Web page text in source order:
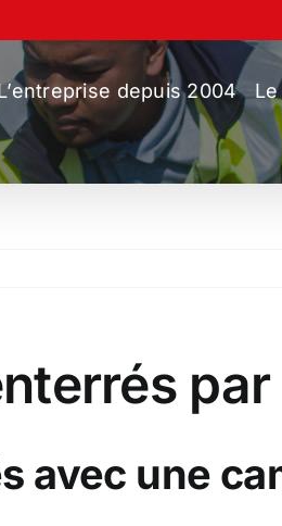
depuis 2004
par
avec une